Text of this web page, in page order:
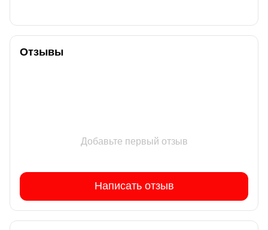
Отзывы
Добавьте первый отзыв
Написать отзыв